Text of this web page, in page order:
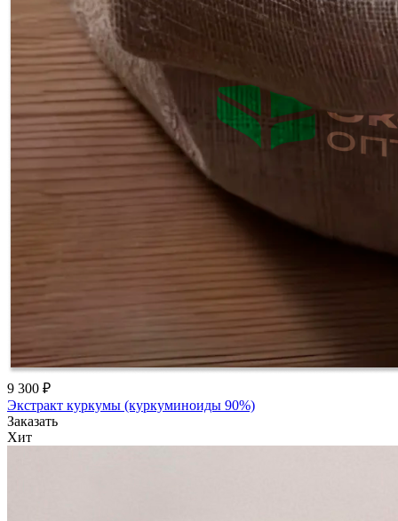
9 300 ₽
Экстракт куркумы (куркуминоиды 90%)
Заказать
Хит